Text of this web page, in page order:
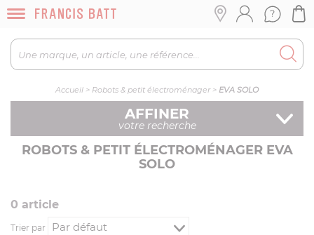
Accueil > Robots & petit électroménager> EVA SOLO
AFFINER
votre recherche
ROBOTS & PETIT ÉLECTROMÉNAGER EVA
SOLO
0 article
Trier par